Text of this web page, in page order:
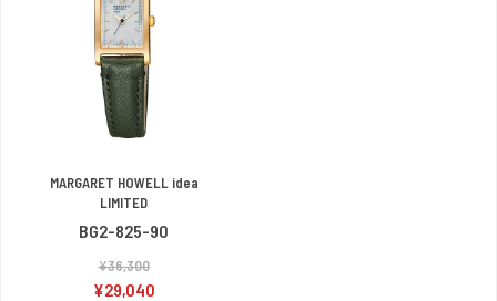
MARGARET HOWELL idea
LIMITED
BG2-825-90
¥36,300
¥29,040